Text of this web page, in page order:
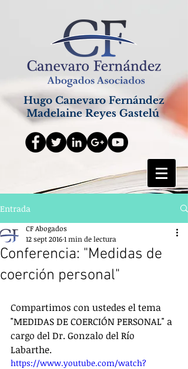
Hugo Canevaro Fernández
Madelaine Reyes Gastelú
Entrada
Conferencia: "Medidas de
coerción personal"
CF Abogados
12 sept 20161 min de lectura
Compartimos con ustedes el tema
"MEDIDAS DE COERCIÓN PERSONAL" a
cargo del Dr. Gonzalo del Río
Labarthe.
https://www.youtube.com/watch?